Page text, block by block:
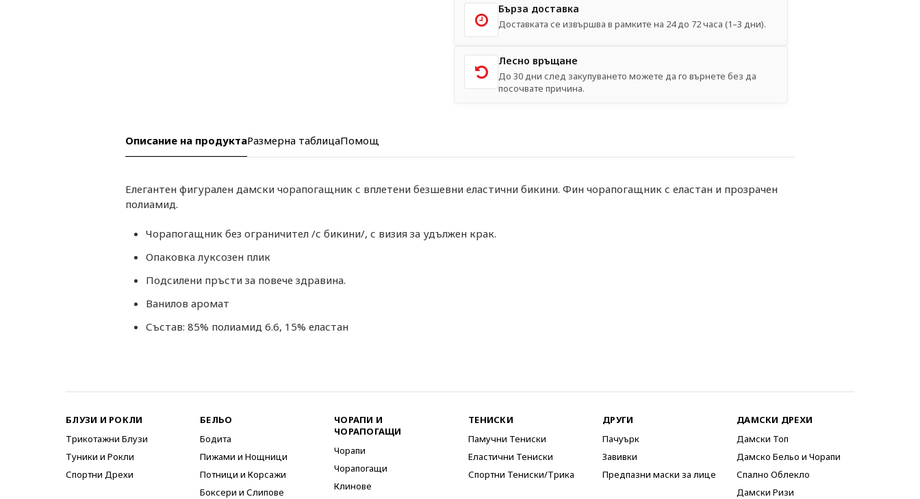
Бърза доставка
Доставката се извършва в рамките на 24 до 72 часа (1–3 дни).
Лесно връщане
До 30 дни след закупуването можете да го върнете без да
посочвате причина.
Описание на продуктаРазмерна таблицаПомощ
Елегантен фигурален дамски чорапогащник с вплетени безшевни еластични бикини. Фин чорапогащник с еластан и прозрачен
полиамид.
Чорапогащник без ограничител /с бикини/, с визия за удължен крак.
Опаковка луксозен плик
Подсилени пръсти за повече здравина.
Ванилов аромат
Състав: 85% полиамид 6.6, 15% еластан
БЛУЗИ И РОКЛИ
Трикотажни Блузи
Туники и Рокли
Спортни Дрехи
БЕЛЬО
Бодита
Пижами и Нощници
Потници и Корсажи
Боксери и Слипове
ЧОРАПИ И
ЧОРАПОГАЩИ
Чорапи
Чорапогащи
Клинове
ТЕНИСКИ
Памучни Тениски
Еластични Тениски
Спортни Тениски/Трика
ДРУГИ
Пачуърк
Завивки
Предпазни маски за лице
ДАМСКИ ДРЕХИ
Дамски Топ
Дамско Бельо и Чорапи
Спално Облекло
Дамски Ризи